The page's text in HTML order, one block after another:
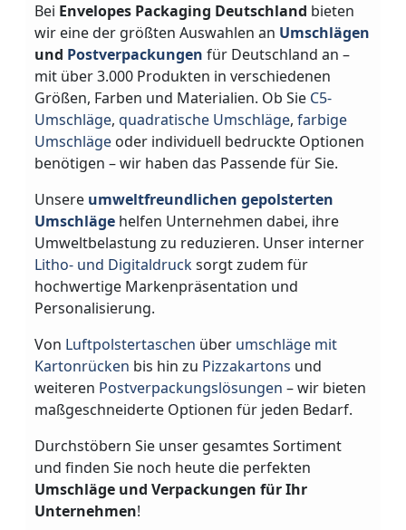
Bei Envelopes Packaging Deutschland bieten
wir eine der größten Auswahlen an Umschlägen
und Postverpackungen für Deutschland an –
mit über 3.000 Produkten in verschiedenen
Größen, Farben und Materialien. Ob Sie C5-
Umschläge, quadratische Umschläge, farbige
Umschläge oder individuell bedruckte Optionen
benötigen – wir haben das Passende für Sie.
Unsere umweltfreundlichen gepolsterten
Umschläge helfen Unternehmen dabei, ihre
Umweltbelastung zu reduzieren. Unser interner
Litho- und Digitaldrucksorgt zudem für
hochwertige Markenpräsentation und
Personalisierung.
Von Luftpolstertaschen über umschläge mit
Kartonrücken bis hin zu Pizzakartons und
weiteren Postverpackungslösungen – wir bieten
maßgeschneiderte Optionen für jeden Bedarf.
Durchstöbern Sie unser gesamtes Sortiment
und finden Sie noch heute die perfekten
Umschläge und Verpackungen für Ihr
Unternehmen!